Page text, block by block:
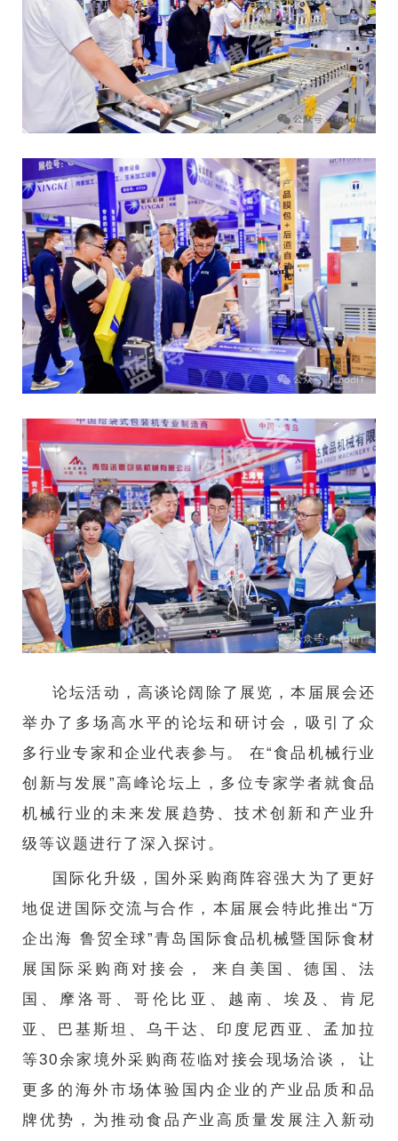
论坛活动，高谈论阔除了展览，本届展会还
举办了多场高水平的论坛和研讨会，吸引了众
多行业专家和企业代表参与。 在“食品机械行业
创新与发展”高峰论坛上，多位专家学者就食品
机械行业的未来发展趋势、技术创新和产业升
级等议题进行了深入探讨。
国际化升级，国外采购商阵容强大为了更好
地促进国际交流与合作，本届展会特此推出“万
企出海 鲁贸全球”青岛国际食品机械暨国际食材
展国际采购商对接会， 来自美国、德国、法
国、摩洛哥、哥伦比亚、越南、埃及、肯尼
亚、巴基斯坦、乌干达、印度尼西亚、孟加拉
等30余家境外采购商莅临对接会现场洽谈， 让
更多的海外市场体验国内企业的产业品质和品
牌优势，为推动食品产业高质量发展注入新动